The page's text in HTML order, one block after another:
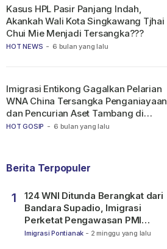
HOT NEWS - 6 bulan yang lalu
Kasus HPL Pasir Panjang Indah,
Akankah Wali Kota Singkawang Tjhai
Chui Mie Menjadi Tersangka???
HOT GOSIP - 6 bulan yang lalu
Imigrasi Entikong Gagalkan Pelarian
WNA China Tersangka Penganiayaan
dan Pencurian Aset Tambang di
Ketapang
Berita Terpopuler
1
124 WNI Ditunda Berangkat dari
Bandara Supadio, Imigrasi
Perketat Pengawasan PMI
Nonprosedural
Imigrasi Pontianak - 2 minggu yang lalu